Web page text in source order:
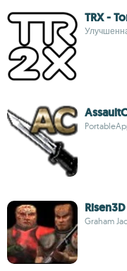
TRX -
Risen3D
Graham